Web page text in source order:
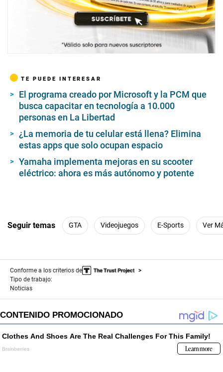
TE PUEDE INTERESAR
El programa creado por Microsoft y la PCM que
busca capacitar en tecnología a 10.000
personas en La Libertad
¿La memoria de tu celular está llena? Elimina
estas apps que solo ocupan espacio
Yamaha implementa mejoras en su scooter
eléctrico: ahora es más autónomo y potente
Seguir temas GTA Videojuegos E-Sports Ver
Conforme a los criterios de
Tipo de trabajo:
Noticias